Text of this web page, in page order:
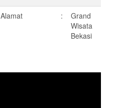
Alamat :
Grand
Wisata
Bekasi